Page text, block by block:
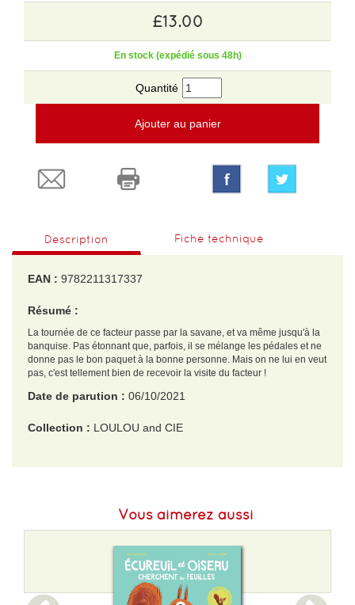
£13.00
En stock (expédié sous 48h)
Quantité
Ajouter au panier
Description Fiche technique
EAN : 9782211317337
Résumé :
La tournée de ce facteur passe par la savane, et va même jusqu'à la
banquise. Pas étonnant que, parfois, il se mélange les pédales et ne
donne pas le bon paquet à la bonne personne. Mais on ne lui en veut
pas, c'est tellement bien de recevoir la visite du facteur !
Date de parution : 06/10/2021
Collection : LOULOU and CIE
Vous aimerez aussi